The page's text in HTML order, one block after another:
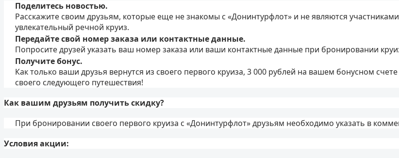
Поделитесь новостью.
Расскажите своим друзьям, которые еще не знакомы с «Донинтурфлот» и не являются
увлекательный речной круиз.
Передайте свой номер заказа или контактные данные.
Попросите друзей указать ваш номер заказа или ваши контактные данные при бронировании
Получите бонус.
Как только ваши друзья вернутся из своего первого круиза, 3 000 рублей на вашем бонусном
своего следующего путешествия!
Как вашим друзьям получить скидку?
При бронировании своего первого круиза с «Донинтурфлот» друзьям необходимо указать в
Условия акции: